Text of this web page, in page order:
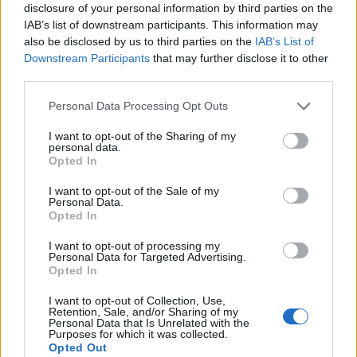
disclosure of your personal information by third parties on the
IAB’s list of downstream participants. This information may
also be disclosed by us to third parties on the IAB’s List of
Downstream Participants that may further disclose it to other
Personal Data Processing Opt Outs
I want to opt-out of the Sharing of my
personal data.
Opted In
I want to opt-out of the Sale of my
Personal Data.
Opted In
I want to opt-out of processing my
Personal Data for Targeted Advertising.
Opted In
I want to opt-out of Collection, Use,
Retention, Sale, and/or Sharing of my
Personal Data that Is Unrelated with the
Purposes for which it was collected.
Opted Out
NAUJI